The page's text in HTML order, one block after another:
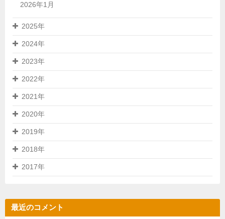
2026年1月
2025年
2024年
2023年
2022年
2021年
2020年
2019年
2018年
2017年
最近のコメント